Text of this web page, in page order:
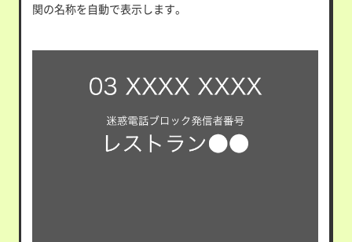
関の名称を自動で表示します。